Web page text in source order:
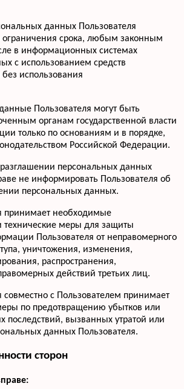
данных Пользователя
ограничения срока, любым законным
в информационных системах
с использованием средств
использования
Пользователя могут быть
органам государственной власти
только по основаниям и в порядке,
Российской Федерации.
персональных данных
не информировать Пользователя об
персональных данных.
принимает необходимые
технические меры для защиты
Пользователя от неправомерного
уничтожения, изменения,
распространения,
действий третьих лиц.
с Пользователем принимает
по предотвращению убытков или
последствий, вызванных утратой или
данных Пользователя.
сторон